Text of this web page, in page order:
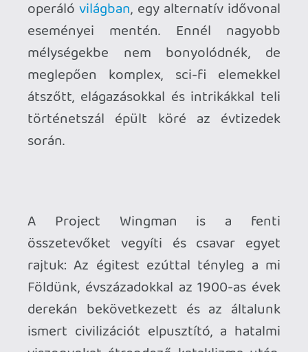
A narratíva talán kevésbé "tolakodó" az
átvezető videók teljes hiánya miatt, de az
élmény ugyanolyan hangsúlyos része a
küldetések előtt, alatt és után az
eligazítások, rádióbeszélgetések - amikre
gyakran nem könnyű odafigyelni a harc
hevében - és értékelések által
kibontakozó sztori, míg a világépítést
Kobayashimester, a Project Aces
legendás komponistája
különösen
magasra helyezte a lécete tekintetben -
és mindig megadja a kellő érzelmi
töltetet. Nem csoda, hogy a költségvetés
40%-a erre ment el. Most komolyan,
hallgassatok csak bele!